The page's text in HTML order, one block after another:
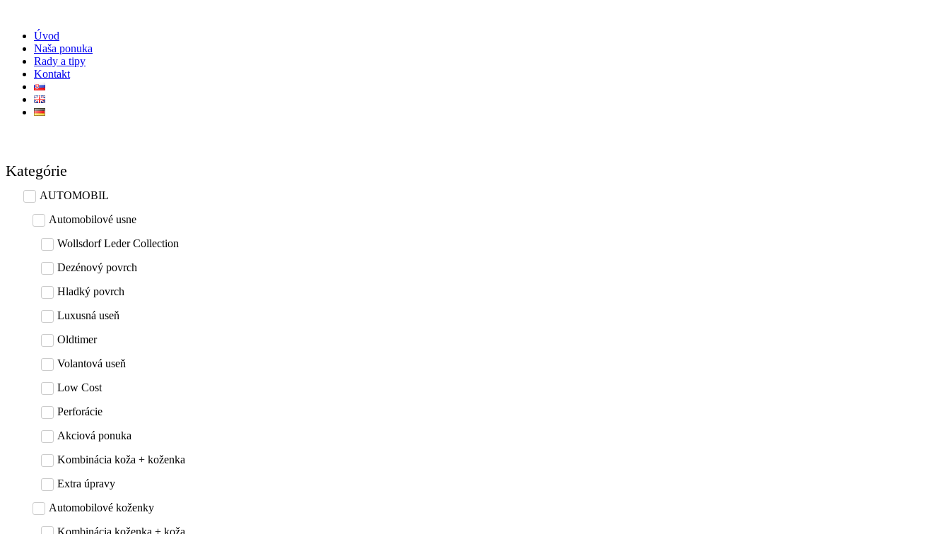
contentÚvod
Naša ponuka
Rady a tipy
Kontakt
Kategórie
AUTOMOBIL
Automobilové usne
Wollsdorf Leder Collection
Dezénový povrch
Hladký povrch
Luxusná useň
Oldtimer
Volantová useň
Low Cost
Perforácie
Akciová ponuka
Kombinácia koža + koženka
Extra úpravy
Automobilové koženky
Kombinácia koženka + koža